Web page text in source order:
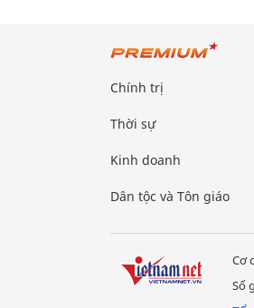
Chính trị
Thời sự
Kinh doanh
Dân tộc và Tôn giáo
Cơ
Số